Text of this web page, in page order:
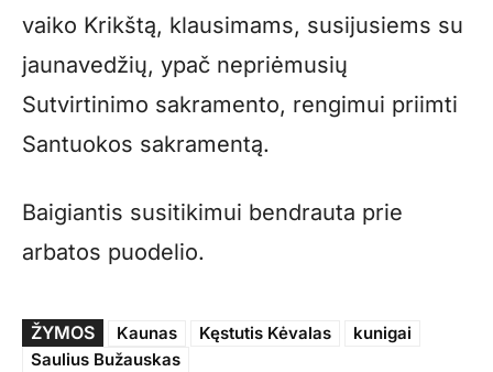
vaiko Krikštą, klausimams, susijusiems su
jaunavedžių, ypač nepriėmusių
Sutvirtinimo sakramento, rengimui priimti
Santuokos sakramentą.
Baigiantis susitikimui bendrauta prie
arbatos puodelio.
ŽYMOS Kaunas Kęstutis Kėvalas
kunigai
Saulius Bužauskas